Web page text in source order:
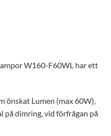
W160-F60WL har ett
önskat Lumen (max 60W),
på dimring, vid förfrågan på